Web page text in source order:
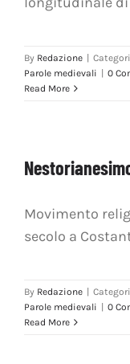
By Redazione |
Parole medievali | 0
Read More
Movimento
secolo a
By Redazione |
Parole medievali | 0
Read More